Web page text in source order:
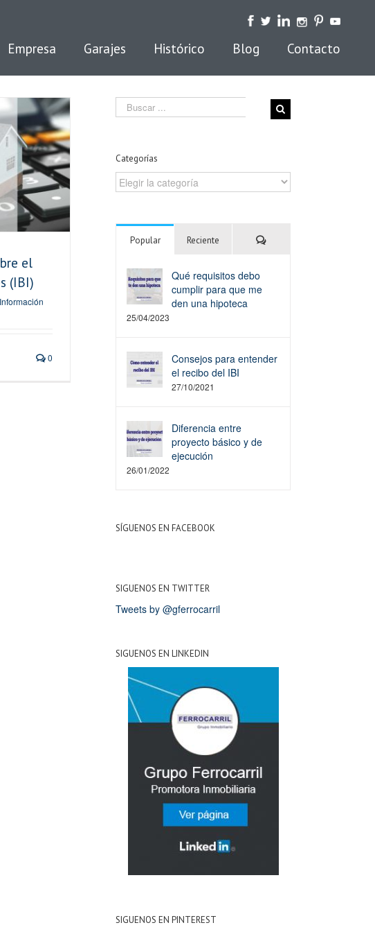
Empresa Garajes Histórico Blog Contacto
el
(IBI)
Información
0
Search
for:
Categorías
Categorías
Popular Reciente Comentarios
Qué requisitos debo
cumplir para que me
den una hipoteca
25/04/2023
Consejos para entender
el recibo del IBI
27/10/2021
Diferencia entre
proyecto básico y de
ejecución
26/01/2022
SÍGUENOS EN FACEBOOK
SIGUENOS EN TWITTER
Tweets by @gferrocarril
SIGUENOS EN LINKEDIN
SIGUENOS EN PINTEREST